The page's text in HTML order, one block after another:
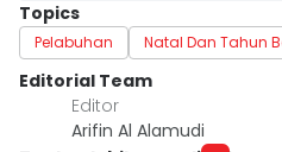
Topics
Pelabuhan Natal Dan Tahun
Editorial Team
Editor
Arifin Al Alamudi